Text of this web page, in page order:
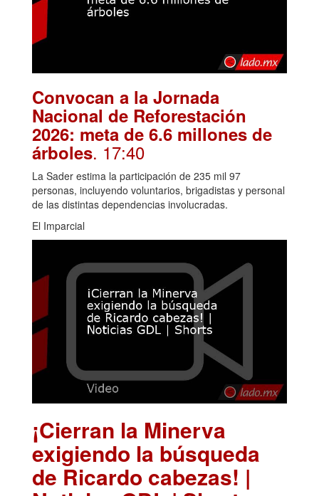
Convocan a la Jornada
Nacional de Reforestación
2026: meta de 6.6 millones de
árboles. 17:40
La Sader estima la participación de 235 mil 97
personas, incluyendo voluntarios, brigadistas y personal
de las distintas dependencias involucradas.
El Imparcial
¡Cierran la Minerva
exigiendo la búsqueda
de Ricardo cabezas! |